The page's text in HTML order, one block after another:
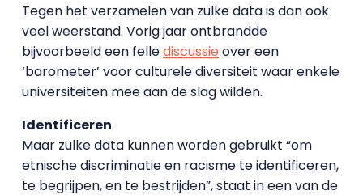
Tegen het verzamelen van zulke data is dan ook
veel weerstand. Vorig jaar ontbrandde
bijvoorbeeld een fellediscussieover een
‘barometer’ voor culturele diversiteit waar enkele
universiteiten mee aan de slag wilden.
Identificeren
Maar zulke data kunnen worden gebruikt “om
etnische discriminatie en racisme te identificeren,
te begrijpen, en te bestrijden”, staat in een van de